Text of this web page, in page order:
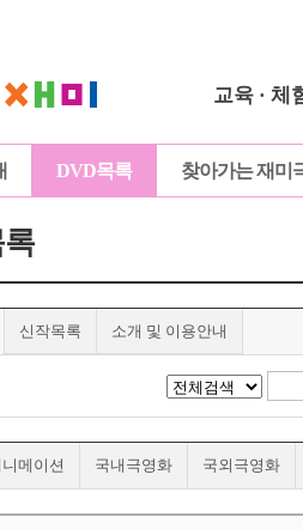
교육 · 체
DVD목록 찾아가는 재미
신작목록 소개 및 이용안내
메이션 국내극영화 국외극영화